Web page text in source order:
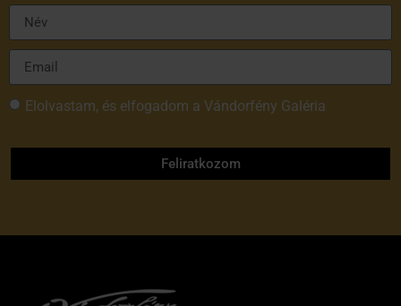
Elolvastam, és elfogadom a Vándorfény Galéria
Feliratkozom